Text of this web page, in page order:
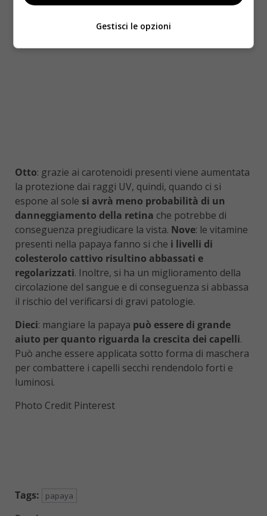
Otto: grazie ai carotenoidi presenti viene aumentata
la protezione dai raggi UV, quindi, quando ci si
espone al sole si avrà meno probabilità di un
danneggiamento della retina che potrebbe di
conseguenza pregiudicare la vista. Nove: le vitamine
presenti nella papaya fanno si che i livelli di
colesterolo cattivo risultino abbassati e
regolarizzati. Inoltre, si ha un miglioramento della
circolazione del sangue e di conseguenza si abbassa
il rischio del verificarsi di gravi patologie.
Dieci: mangiare la papaya può essere di grande
aiuto per quanto riguarda la crescita dei capelli.
Può anche essere applicata sotto forma di maschera
per combattere i capelli secchi rendendolo forti e
luminosi.
Photo Credit Pinterest
Tags: papaya
Gestisci le opzioni